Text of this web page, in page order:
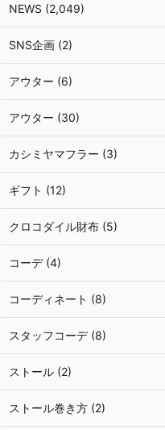
NEWS (2,049)
SNS企画 (2)
アウター (6)
アウター (30)
カシミヤマフラー (3)
ギフト (12)
クロコダイル財布 (5)
コーデ (4)
コーディネート (8)
スタッフコーデ (8)
ストール (2)
ストール巻き方 (2)